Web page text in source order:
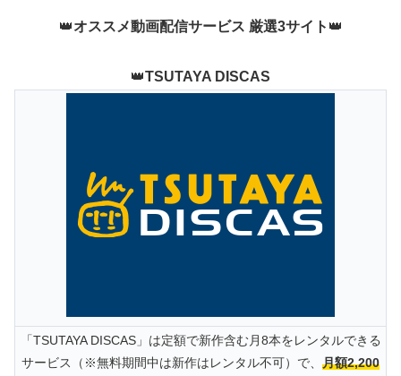
👑オススメ動画配信サービス 厳選3サイト 👑
👑TSUTAYA DISCAS
「TSUTAYA DISCAS」は定額で新作含む月8本をレンタルできる
サービス（※無料期間中は新作はレンタル不可）で、 月額2,200